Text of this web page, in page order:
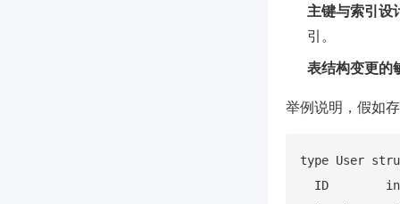
主键与索引设
引。
表结构变更的
举例说明，假如
type User
ID